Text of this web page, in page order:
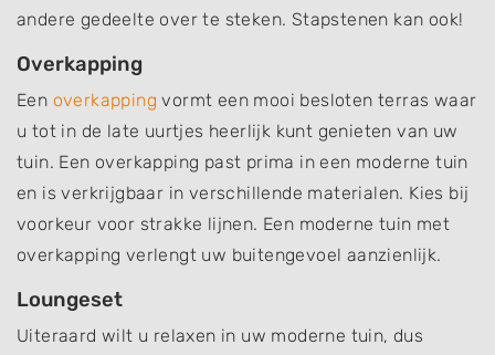
andere gedeelte over te steken. Stapstenen kan ook!
Overkapping
Een overkapping vormt een mooi besloten terras waar
u tot in de late uurtjes heerlijk kunt genieten van uw
tuin. Een overkapping past prima in een moderne tuin
en is verkrijgbaar in verschillende materialen. Kies bij
voorkeur voor strakke lijnen. Een moderne tuin met
overkapping verlengt uw buitengevoel aanzienlijk.
Loungeset
Uiteraard wilt u relaxen in uw moderne tuin, dus